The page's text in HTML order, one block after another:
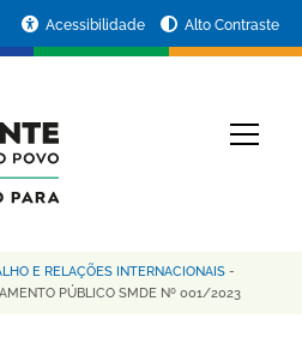
Acessibilidade Alto Contraste
E RELAÇÕES INTERNACIONAIS -
PÚBLICO SMDE Nº 001/2023